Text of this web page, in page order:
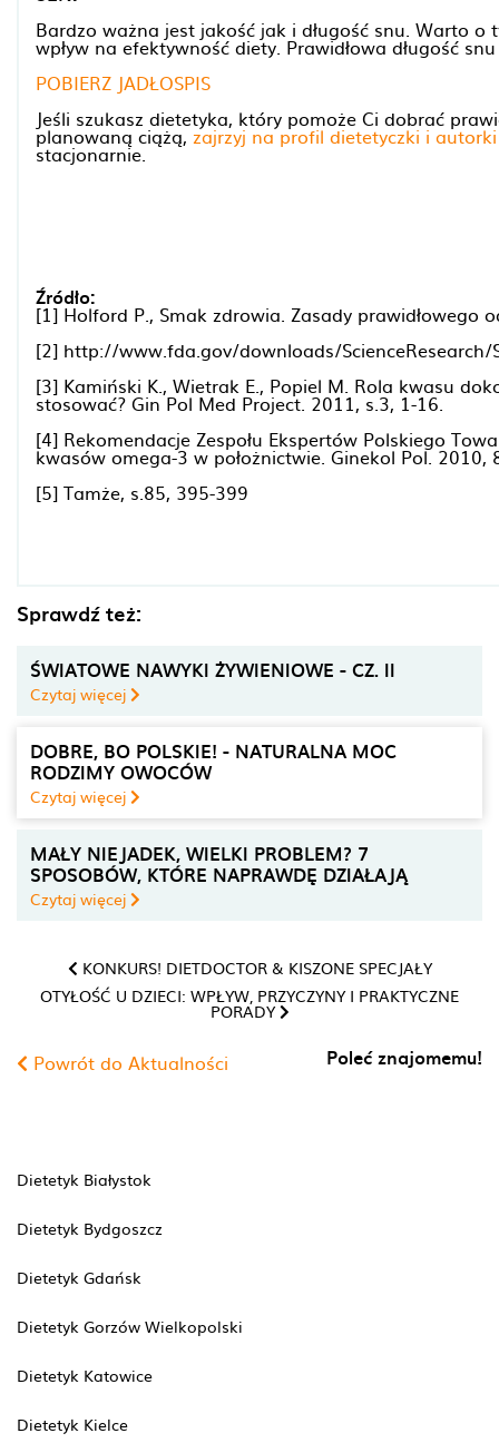
Bardzo ważna jest jakość jak i długość snu. Warto
wpływ na efektywność diety. Prawidłowa długość
POBIERZ JADŁOSPIS
Jeśli szukasz dietetyka, który pomoże Ci dobrać
planowaną ciążą, zajrzyj na profil dietetyczki i
stacjonarnie.
Źródło:
[1] Holford P., Smak zdrowia. Zasady prawidłowego
[2] http://www.fda.gov/downloads/
[3] Kamiński K., Wietrak E., Popiel M. Rola kwasu
stosować? Gin Pol Med Project. 2011, s.3, 1-16.
[4] Rekomendacje Zespołu Ekspertów Polskiego
kwasów omega-3 w położnictwie. Ginekol Pol. 2010,
[5] Tamże, s.85, 395-399
Sprawdź też:
ŚWIATOWE NAWYKI ŻYWIENIOWE - CZ. II
Czytaj więcej
DOBRE, BO POLSKIE! - NATURALNA MOC
RODZIMY OWOCÓW
Czytaj więcej
MAŁY NIEJADEK, WIELKI PROBLEM? 7
SPOSOBÓW, KTÓRE NAPRAWDĘ DZIAŁAJĄ
Czytaj więcej
KONKURS! DIETDOCTOR & KISZONE SPECJAŁY
OTYŁOŚĆ U DZIECI: WPŁYW, PRZYCZYNY I PRAKTYCZNE
PORADY
Powrót do Aktualności Poleć znajomemu!
Dietetyk Białystok
Dietetyk Bydgoszcz
Dietetyk Gdańsk
Dietetyk Gorzów Wielkopolski
Dietetyk Katowice
Dietetyk Kielce